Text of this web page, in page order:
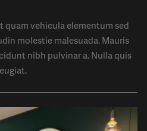
quam vehicula elementum sed
molestie malesuada. Mauris
nibh pulvinar a. Nulla quis